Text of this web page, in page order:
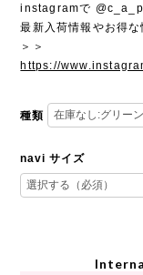
instagramで
最新入荷情報やお得な
＞＞
https://
種類
navi サイズ